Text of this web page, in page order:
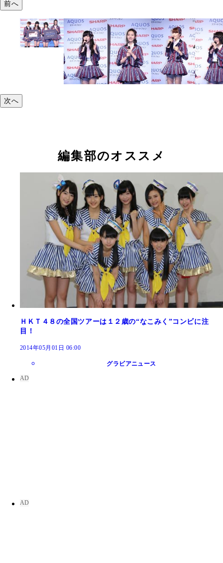
前へ
次へ
編集部のオススメ
ＨＫＴ４８の全国ツアーは１２歳の“なこみく”コンビに注
目！
2014年05月01日 06:00
グラビアニュース